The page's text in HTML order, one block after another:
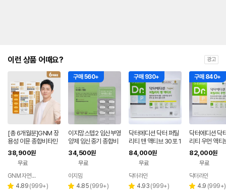
이런 상품 어때요? 광고
[총 6개월분]GNM 장
용성 이뮨 종합비타민
미네랄 60정 x 3박스
/ 멀티비타민
38,900원
무료
페이
GNM 자연의품격
별 4.89 리
(999+)
구매 560+
이지맘스텝2 임산부영
양제 임신중기 종합비
타민
34,500원
무료
페이
이지맘
별 4.85 리
(999+)
구매 930+
닥터에디션 닥터 퍼틸
리티 맨 액티브 30포 1
개월 임신준비영양제
오메가 코엔자임Q10
84,000원
무료
페이
닥터라인
별 4.93 리
(999+)
구매 840+
닥터에디션 닥
리티 우먼 액티
가 코엔자임
비타민 미네랄
마의 건강한
한 준비 임신준
제
82,000원
무료
페이
닥터라인
별 4.9 리
(999+)